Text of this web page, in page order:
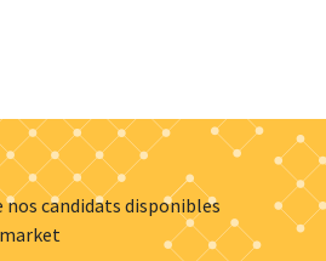
candidats disponibles